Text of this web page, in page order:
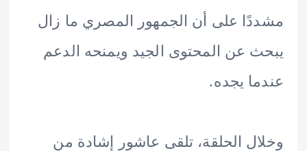
على أن الجمهور المصري ما زال
عن المحتوى الجيد ويمنحه الدعم
يجده.
الحلقة، تلقى عاشور إشادة من